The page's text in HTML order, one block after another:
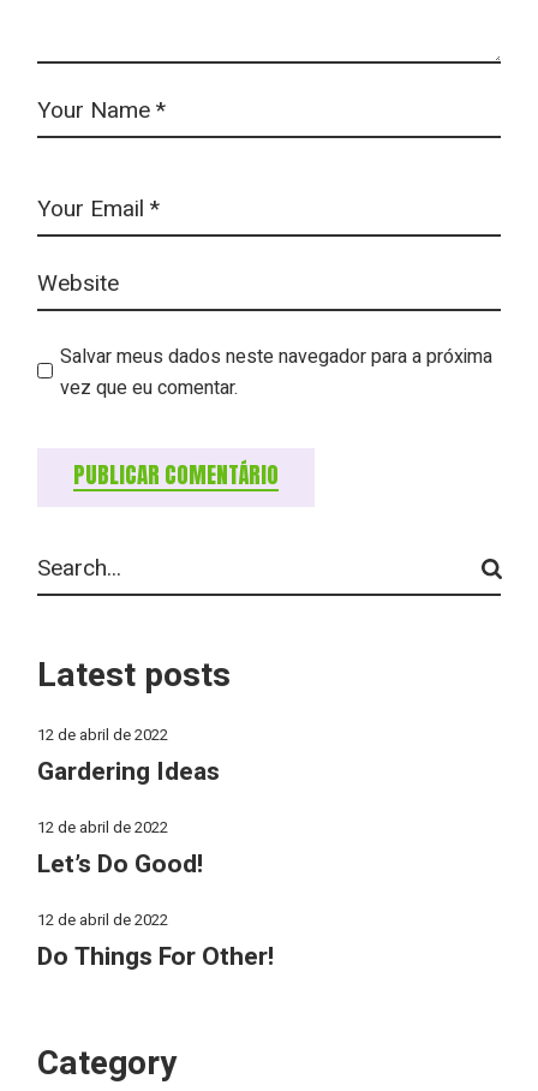
Salvar meus dados neste navegador para a próxima
vez que eu comentar.
PUBLICAR COMENTÁRIO
Latest posts
12 de abril de 2022
Gardering Ideas
12 de abril de 2022
Let’s Do Good!
12 de abril de 2022
Do Things For Other!
Category